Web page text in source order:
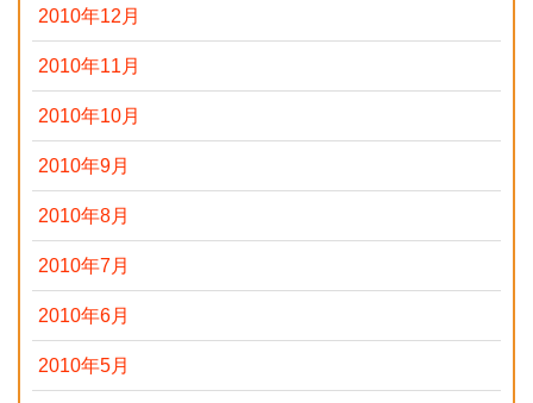
2010年12月
2010年11月
2010年10月
2010年9月
2010年8月
2010年7月
2010年6月
2010年5月